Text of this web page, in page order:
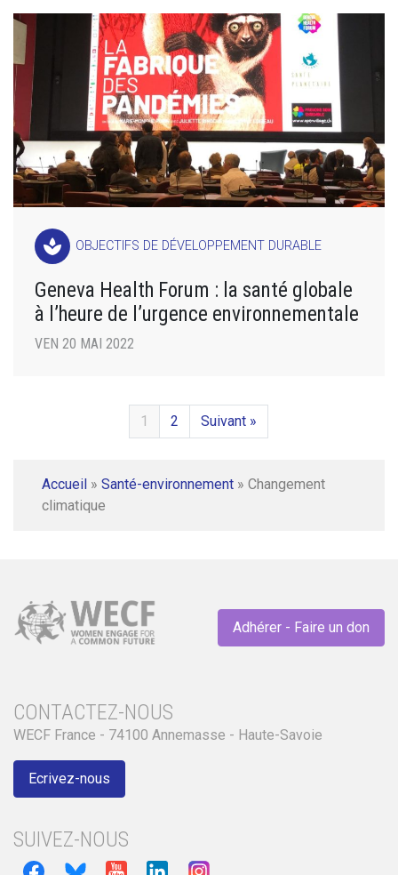
spa OBJECTIFS DE DÉVELOPPEMENT DURABLE
Geneva Health Forum : la santé globale
à l’heure de l’urgence environnementale
VEN 20 MAI 2022
1 2 Suivant »
Accueil » Santé-environnement » Changement
climatique
Adhérer - Faire un don
CONTACTEZ-NOUS
WECF France - 74100 Annemasse - Haute-Savoie
Ecrivez-nous
SUIVEZ-NOUS